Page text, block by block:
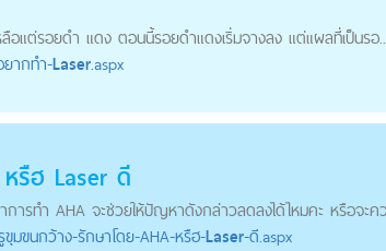
อแต่รอยดำ แดง ตอนนี้รอยดำแดงเริ่มจางลง แต่แผลที่เป็นรอ
ากทำ-Laser.aspx
รืฮ Laserดี
รทำ AHA จะช่วยให้ปัญหาดังกล่าวลดลงได้ไหมคะ หรือจะค
มขนกว้าง-รักษาโดย-AHA-หรืฮ-Laser-ดี.aspx